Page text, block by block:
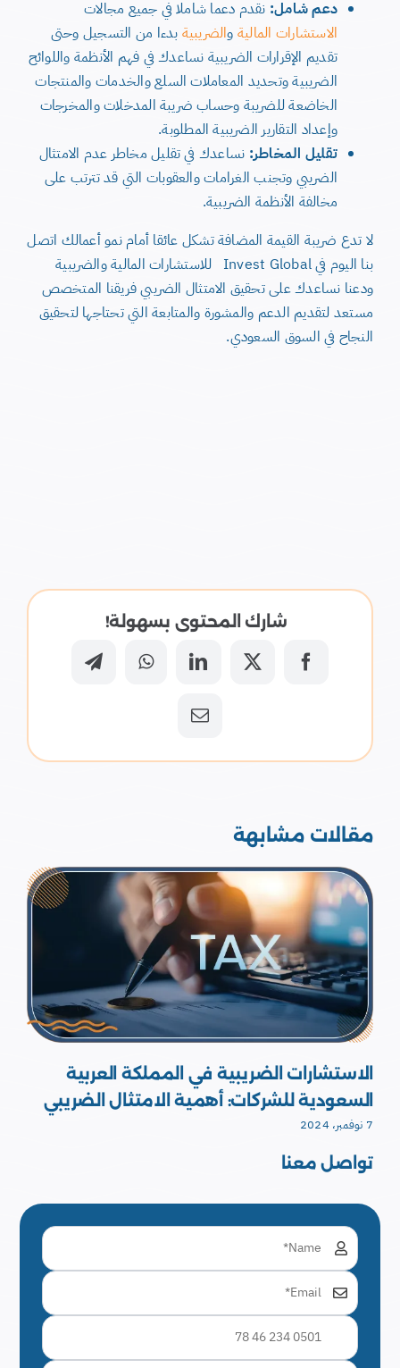
دعم شامل: نقدم دعما شاملا في جميع مجالات
الاستشارات المالية والضريبية بدءا من التسجيل وحتى
تقديم الإقرارات الضريبية نساعدك في فهم الأنظمة واللوائح
الضريبية وتحديد المعاملات السلع والخدمات والمنتجات
الخاضعة للضريبة وحساب ضريبة المدخلات والمخرجات
وإعداد التقارير الضريبية المطلوبة.
تقليل المخاطر: نساعدك في تقليل مخاطر عدم الامتثال
الضريبي وتجنب الغرامات والعقوبات التي قد تترتب على
مخالفة الأنظمة الضريبية.
لا تدع ضريبة القيمة المضافة تشكل عائقا أمام نمو أعمالك اتصل
بنا اليوم في Invest Global للاستشارات المالية والضريبية
ودعنا نساعدك على تحقيق الامتثال الضريبي فريقنا المتخصص
مستعد لتقديم الدعم والمشورة والمتابعة التي تحتاجها لتحقيق
النجاح في السوق السعودي.
شارك المحتوى بسهولة!
مقالات مشابهة
المملكة العربية
الامتثال الضريبي
الاستشارات الضريبية
السعودية للشركات:
تواصل معنا